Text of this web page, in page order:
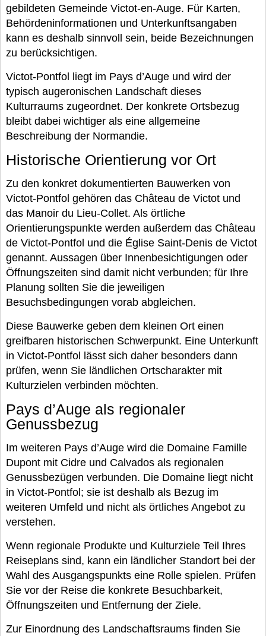
gebildeten Gemeinde Victot-en-Auge. Für Karten,
Behördeninformationen und Unterkunftsangaben
kann es deshalb sinnvoll sein, beide Bezeichnungen
zu berücksichtigen.
Victot-Pontfol liegt im Pays d’Auge und wird der
typisch augeronischen Landschaft dieses
Kulturraums zugeordnet. Der konkrete Ortsbezug
bleibt dabei wichtiger als eine allgemeine
Beschreibung der Normandie.
Historische Orientierung vor Ort
Zu den konkret dokumentierten Bauwerken von
Victot-Pontfol gehören das Château de Victot und
das Manoir du Lieu-Collet. Als örtliche
Orientierungspunkte werden außerdem das Château
de Victot-Pontfol und die Église Saint-Denis de Victot
genannt. Aussagen über Innenbesichtigungen oder
Öffnungszeiten sind damit nicht verbunden; für Ihre
Planung sollten Sie die jeweiligen
Besuchsbedingungen vorab abgleichen.
Diese Bauwerke geben dem kleinen Ort einen
greifbaren historischen Schwerpunkt. Eine Unterkunft
in Victot-Pontfol lässt sich daher besonders dann
prüfen, wenn Sie ländlichen Ortscharakter mit
Kulturzielen verbinden möchten.
Pays d’Auge als regionaler
Genussbezug
Im weiteren Pays d’Auge wird die Domaine Famille
Dupont mit Cidre und Calvados als regionalen
Genussbezügen verbunden. Die Domaine liegt nicht
in Victot-Pontfol; sie ist deshalb als Bezug im
weiteren Umfeld und nicht als örtliches Angebot zu
verstehen.
Wenn regionale Produkte und Kulturziele Teil Ihres
Reiseplans sind, kann ein ländlicher Standort bei der
Wahl des Ausgangspunkts eine Rolle spielen. Prüfen
Sie vor der Reise die konkrete Besuchbarkeit,
Öffnungszeiten und Entfernung der Ziele.
Zur Einordnung des Landschaftsraums finden Sie